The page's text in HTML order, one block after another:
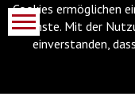
Cookies ermöglichen
Dienste. Mit der
einverstanden,